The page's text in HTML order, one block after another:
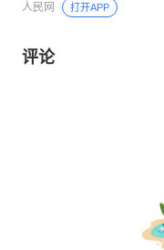
人民网 打开APP
评论